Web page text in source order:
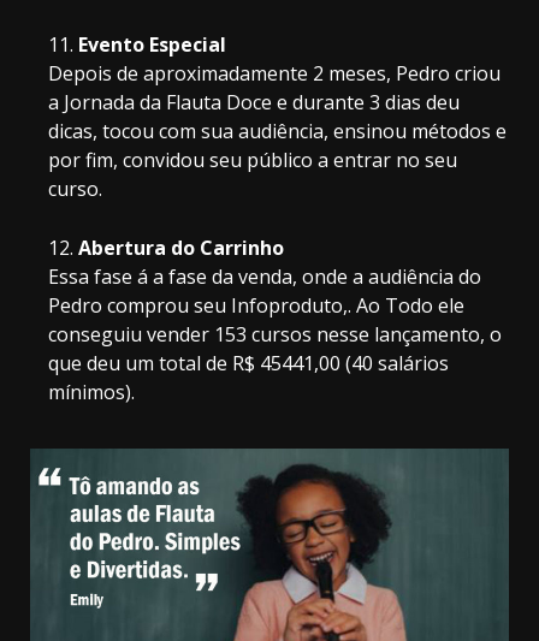
Evento Especial
Depois de aproximadamente 2 meses, Pedro criou
a Jornada da Flauta Doce e durante 3 dias deu
dicas, tocou com sua audiência, ensinou métodos e
por fim, convidou seu público a entrar no seu
curso.
Abertura do Carrinho
Essa fase á a fase da venda, onde a audiência do
Pedro comprou seu Infoproduto,. Ao Todo ele
conseguiu vender 153 cursos nesse lançamento, o
que deu um total de R$ 45441,00 (40 salários
mínimos).